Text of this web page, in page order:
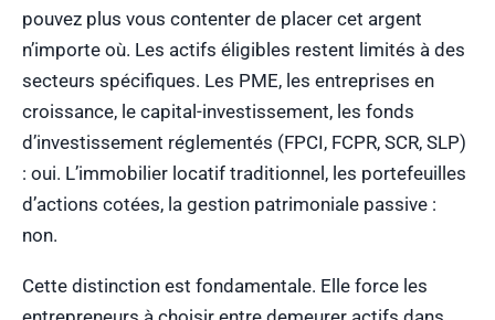
pouvez plus vous contenter de placer cet argent
n’importe où. Les actifs éligibles restent limités à des
secteurs spécifiques. Les PME, les entreprises en
croissance, le capital-investissement, les fonds
d’investissement réglementés (FPCI, FCPR, SCR, SLP)
: oui. L’immobilier locatif traditionnel, les portefeuilles
d’actions cotées, la gestion patrimoniale passive :
non.
Cette distinction est fondamentale. Elle force les